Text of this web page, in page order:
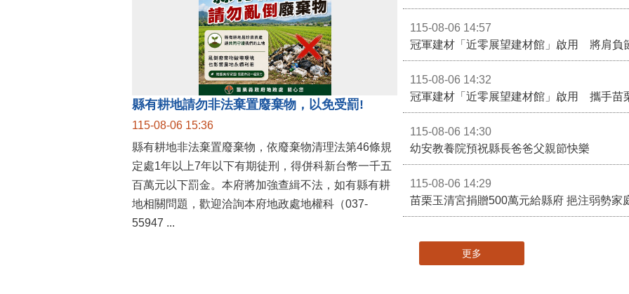
縣有耕地請勿非法棄置廢棄物，以免受罰!
115-08-06 15:36
縣有耕地非法棄置廢棄物，依廢棄物清理法第46條規
定處1年以上7年以下有期徒刑，得併科新台幣一千五
百萬元以下罰金。本府將加強查緝不法，如有縣有耕
地相關問題，歡迎洽詢本府地政處地權科（037-
55947 ...
115-08-06 14:57
冠軍建材「近零展望建材館」啟用 將肩負
115-08-06 14:32
冠軍建材「近零展望建材館」啟用 攜手苗
115-08-06 14:30
幼安教養院預祝縣長爸爸父親節快樂
115-08-06 14:29
苗栗玉清宮捐贈500萬元給縣府 挹注弱勢家
更多